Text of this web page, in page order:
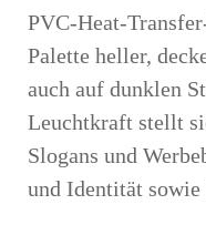
PVC-Heat-
Palette heller,
auch auf dunklen
Leuchtkraft stellt
Slogans und
und Identität